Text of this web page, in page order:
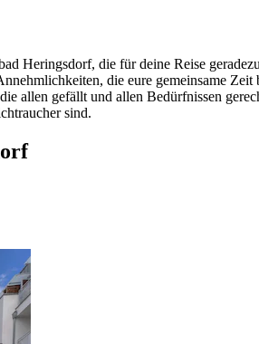
Heringsdorf, die für deine Reise
die eure gemeinsame
allen gefällt und allen Bedürfnissen
sind.